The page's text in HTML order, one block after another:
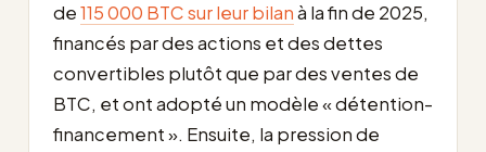
de115 000 BTC sur leur bilanà la fin de 2025,
financés par des actions et des dettes
convertibles plutôt que par des ventes de
BTC, et ont adopté un modèle « détention-
financement ». Ensuite, la pression de